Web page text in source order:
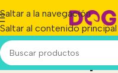
Saltar a la navegación
Saltar al contenido principal
harina de